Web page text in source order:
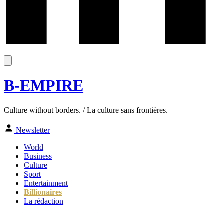
B-EMPIRE
Culture without borders. / La culture sans frontières.
Newsletter
World
Business
Culture
Sport
Entertainment
Billionaires
La rédaction